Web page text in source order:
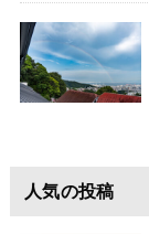
人気の投稿